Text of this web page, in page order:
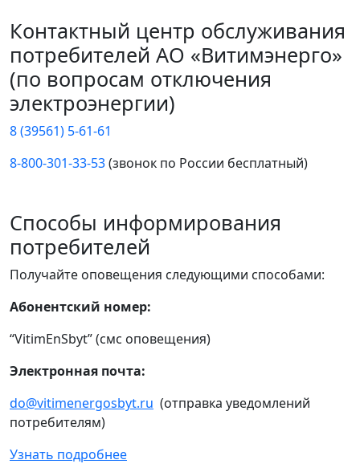
Контактный центр обслуживания
потребителей АО «Витимэнерго»
(по вопросам отключения
электроэнергии)
8 (39561) 5-61-61
8-800-301-33-53(звонок по России бесплатный)
Способы информирования
потребителей
Получайте оповещения следующими способами:
Абонентский номер:
“VitimEnSbyt” (смс оповещения)
Электронная почта:
do@vitimenergosbyt.ru (отправка уведомлений
потребителям)
Узнать подробнее